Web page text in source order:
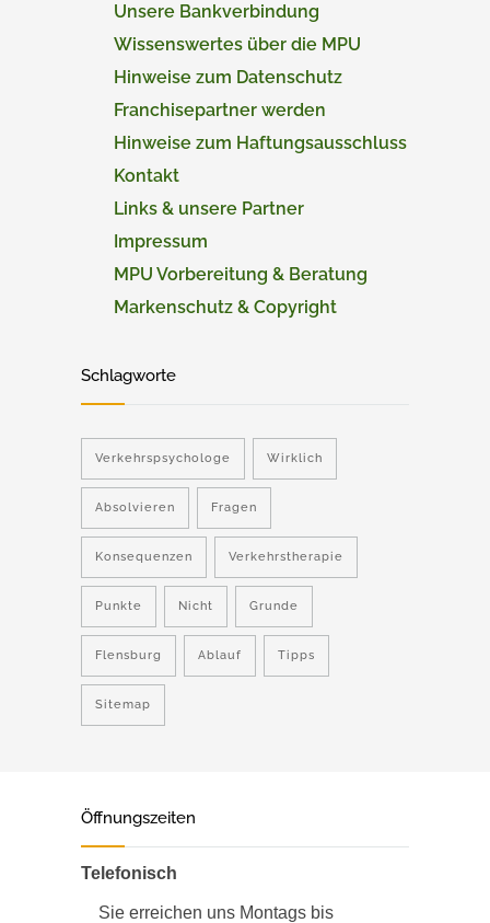
Unsere Bankverbindung
Wissenswertes über die MPU
Hinweise zum Datenschutz
Franchisepartner werden
Hinweise zum Haftungsausschluss
Kontakt
Links & unsere Partner
Impressum
MPU Vorbereitung & Beratung
Markenschutz & Copyright
Schlagworte
Verkehrspsychologe Wirklich
Absolvieren Fragen
Konsequenzen Verkehrstherapie
Punkte Nicht Grunde
Flensburg Ablauf Tipps
Sitemap
Öffnungszeiten
Telefonisch
Sie erreichen uns Montags bis